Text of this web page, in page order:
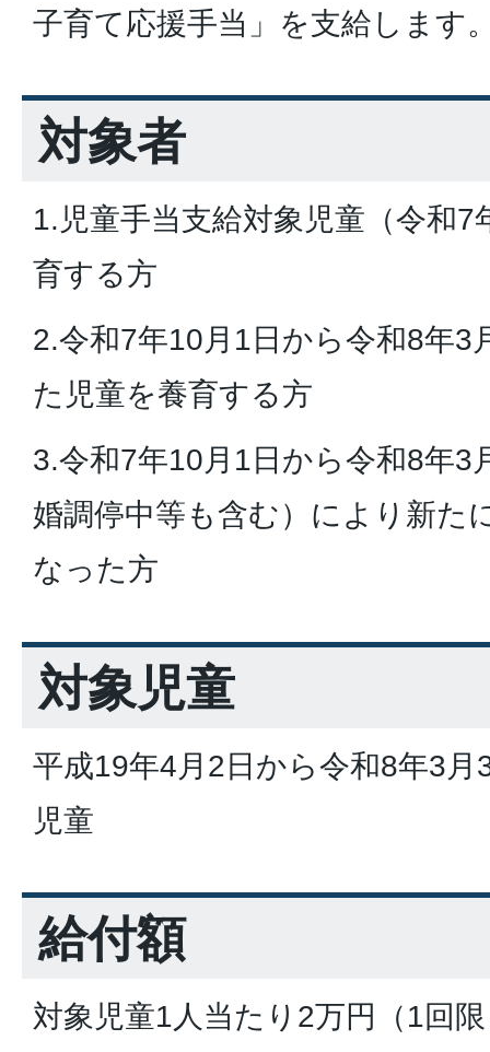
子育て応援手当」を支給します
対象者
1.児童手当支給対象児童（令和7
育する方
2.令和7年10月1日から令和8年3
た児童を養育する方
3.令和7年10月1日から令和8年3
婚調停中等も含む）により新た
なった方
対象児童
平成19年4月2日から令和8年3
児童
給付額
対象児童1人当たり2万円（1回